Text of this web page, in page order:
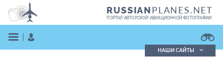
RUSSIANPLANES.NET
ПОРТАЛ АВТОРСКОЙ АВИАЦИОННОЙ ФОТОГРАФИИ
НАШИ САЙТЫ